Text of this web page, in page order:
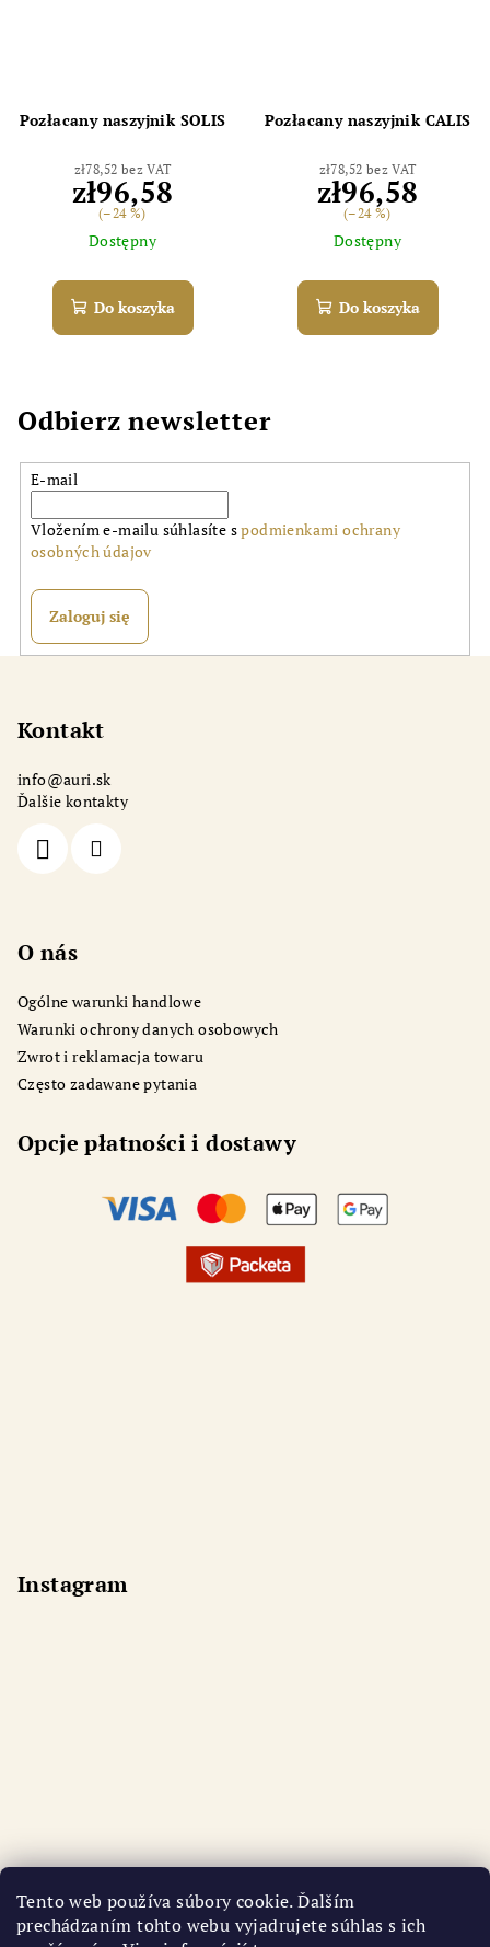
Tento web používa súbory cookie. Ďalším
prechádzaním tohto webu vyjadrujete súhlas s ich
Pozłacany naszyjnik SOLIS
zł78,52 bez VAT
zł96,58
(–24 %)
Dostępny
Do koszyka
Pozłacany naszyjnik CALIS
zł78,52 bez VAT
zł96,58
(–24 %)
Dostępny
Do koszyka
Odbierz newsletter
E-mail
Vložením e-mailu súhlasíte spodmienkami ochrany
osobných údajov
Zaloguj się
Kontakt
info@auri.sk
Ďalšie kontakty
O nás
Ogólne warunki handlowe
Warunki ochrony danych osobowych
Zwrot i reklamacja towaru
Często zadawane pytania
Opcje płatności i dostawy
Instagram